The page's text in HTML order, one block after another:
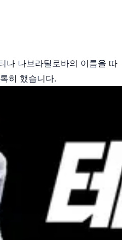
나 나브라틸로바의 이름을 따
히 했습니다.